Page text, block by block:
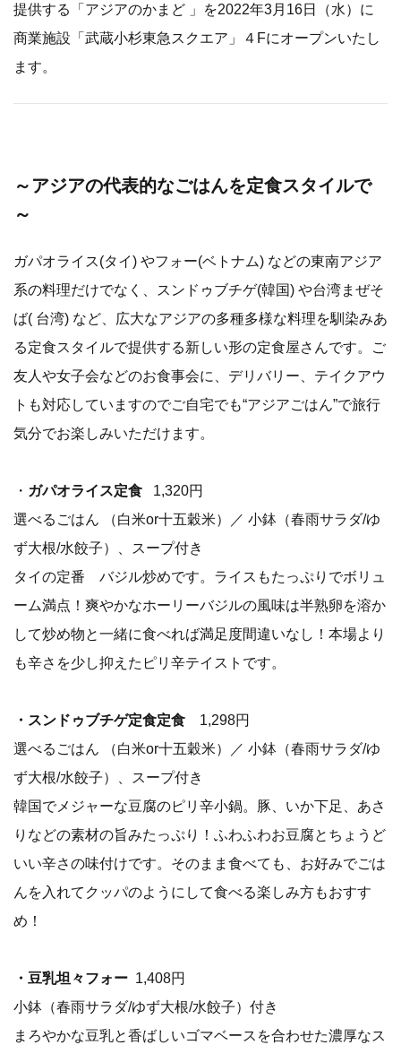
提供する「アジアのかまど 」を2022年3月16日（水）に
商業施設「武蔵小杉東急スクエア」４Fにオープンいたし
ます。
～アジアの代表的なごはんを定食スタイルで
～
ガパオライス(タイ) やフォー(ベトナム) などの東南アジア
系の料理だけでなく、スンドゥブチゲ(韓国) や台湾まぜそ
ば( 台湾) など、広大なアジアの多種多様な料理を馴染みあ
る定食スタイルで提供する新しい形の定食屋さんです。ご
友人や女子会などのお食事会に、デリバリー、テイクアウ
トも対応していますのでご自宅でも“アジアごはん”で旅行
気分でお楽しみいただけます。
・ ガパオライス定食 1,320円
選べるごはん （白米or十五穀米）／ 小鉢（春雨サラダ/ゆ
ず大根/水餃子）、スープ付き
タイの定番 バジル炒めです。ライスもたっぷりでボリュ
ーム満点！爽やかなホーリーバジルの風味は半熟卵を溶か
して炒め物と一緒に食べれば満足度間違いなし！本場より
も辛さを少し抑えたピリ辛テイストです。
・スンドゥブチゲ定食定食 1,298円
選べるごはん （白米or十五穀米）／ 小鉢（春雨サラダ/ゆ
ず大根/水餃子）、スープ付き
韓国でメジャーな豆腐のピリ辛小鍋。豚、いか下足、あさ
りなどの素材の旨みたっぷり！ふわふわお豆腐とちょうど
いい辛さの味付けです。そのまま食べても、お好みでごは
んを入れてクッパのようにして食べる楽しみ方もおすす
め！
・豆乳坦々フォー 1,408円
小鉢（春雨サラダ/ゆず大根/水餃子）付き
まろやかな豆乳と香ばしいゴマベースを合わせた濃厚なス